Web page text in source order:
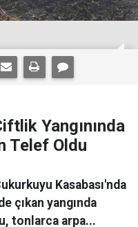
Yangınında
Telef Oldu
Kasabası'nda
çıkan yangında
tonlarca arpa...